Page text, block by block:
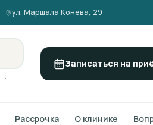
ул. Маршала Конева, 29
·
Записаться на
Рассрочка О клинике